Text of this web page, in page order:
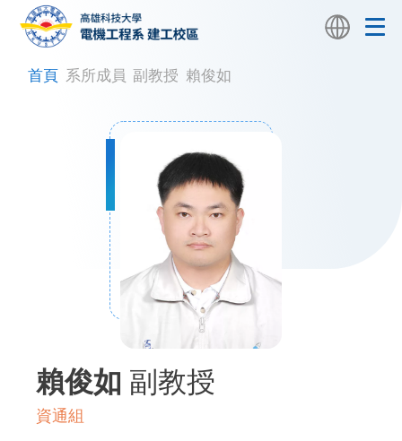
首頁 系所成員 副教授 賴俊如
賴俊如 副教授
資通組